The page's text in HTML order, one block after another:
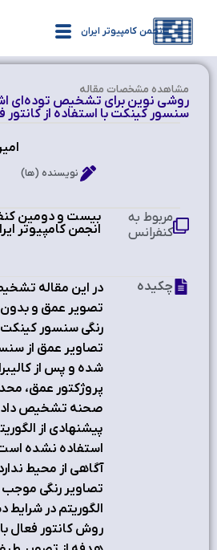
انجمن کامپیوتر ایران
مشاهده‌ مشخصات مقاله
روشی نوین برای تشخیص توده‌ای
سنسور کینکت با استفاده از کانتور
نویسنده (ها)
بیست و دومین
انجمن کامپیوتر
مربوط به
کنفرانس
در اين مقاله
تصویر عمق و بدون
رنگی سنسور
تصاویر عمق از
شده و پس از
پروژکتور عمق،
صحنه تشخیص
پیشنهادی از
استفاده نشده
آگاهی از محیط
تصاویر رنگی موجب
الگوریتم در
روش کانتور فعال
چکیده